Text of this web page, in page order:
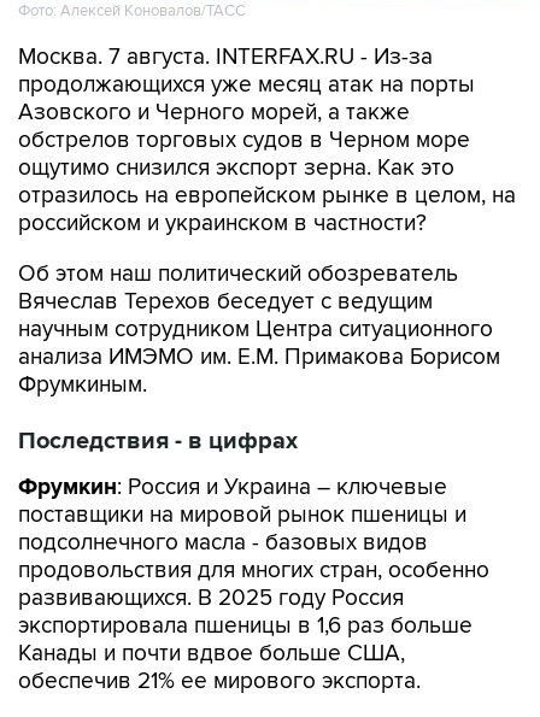
Фото: Алексей Коновалов/ТАСС
Москва. 7 августа. INTERFAX.RU - Из-за
продолжающихся уже месяц атак на порты
Азовского и Черного морей, а также
обстрелов торговых судов в Черном море
ощутимо снизился экспорт зерна. Как это
отразилось на европейском рынке в целом, на
российском и украинском в частности?
Об этом наш политический обозреватель
Вячеслав Терехов беседует с ведущим
научным сотрудником Центра ситуационного
анализа ИМЭМО им. Е.М. Примакова Борисом
Фрумкиным.
Последствия - в цифрах
Фрумкин: Россия и Украина – ключевые
поставщики на мировой рынок пшеницы и
подсолнечного масла - базовых видов
продовольствия для многих стран, особенно
развивающихся. В 2025 году Россия
экспортировала пшеницы в 1,6 раз больше
Канады и почти вдвое больше США,
обеспечив 21% ее мирового экспорта.